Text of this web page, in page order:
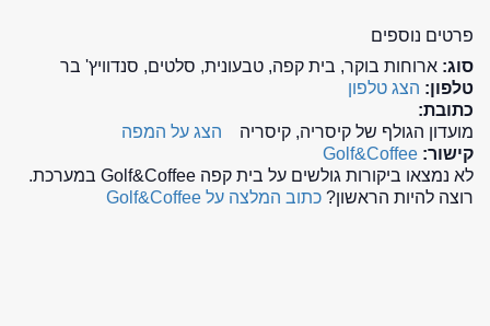
פרטים נוספים
סוג: ארוחות בוקר, בית קפה, טבעונית, סלטים, סנדוויץ' בר
טלפון: הצג טלפון
כתובת:
מועדון הגולף של קיסריה, קיסריה
הצג על המפה
קישור: Golf&Coffee
לא נמצאו ביקורות גולשים על בית קפה Golf&Coffee במערכת.
רוצה להיות הראשון? כתוב המלצה על Golf&Coffee